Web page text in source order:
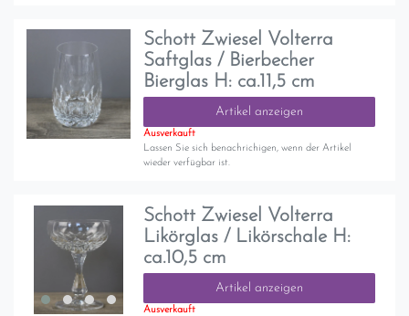
Schott Zwiesel Volterra
Saftglas / Bierbecher
Bierglas H: ca.11,5 cm
Artikel anzeigen
Ausverkauft
Lassen Sie sich benachrichigen, wenn der Artikel
wieder verfügbar ist.
Schott Zwiesel Volterra
Likörglas / Likörschale H:
ca.10,5 cm
Artikel anzeigen
Ausverkauft